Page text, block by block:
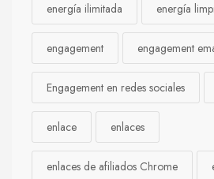
energía ilimitada energía
engagement engagement
Engagement en redes sociales
enlace enlaces
enlaces de afiliados Chrome